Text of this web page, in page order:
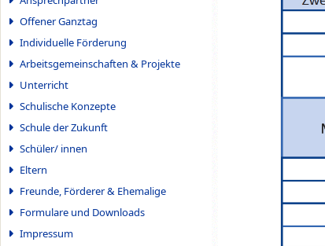
Offener Ganztag
Individuelle Förderung
Arbeitsgemeinschaften & Projekte
Unterricht
Schulische Konzepte
Schule der Zukunft
Schüler/ innen
Eltern
Freunde, Förderer & Ehemalige
Formulare und Downloads
Impressum